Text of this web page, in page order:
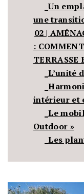
_Un
une
02 |
:
TERRASSE
_L’unité
intérieur et
_Le
Outdoor »
_Les